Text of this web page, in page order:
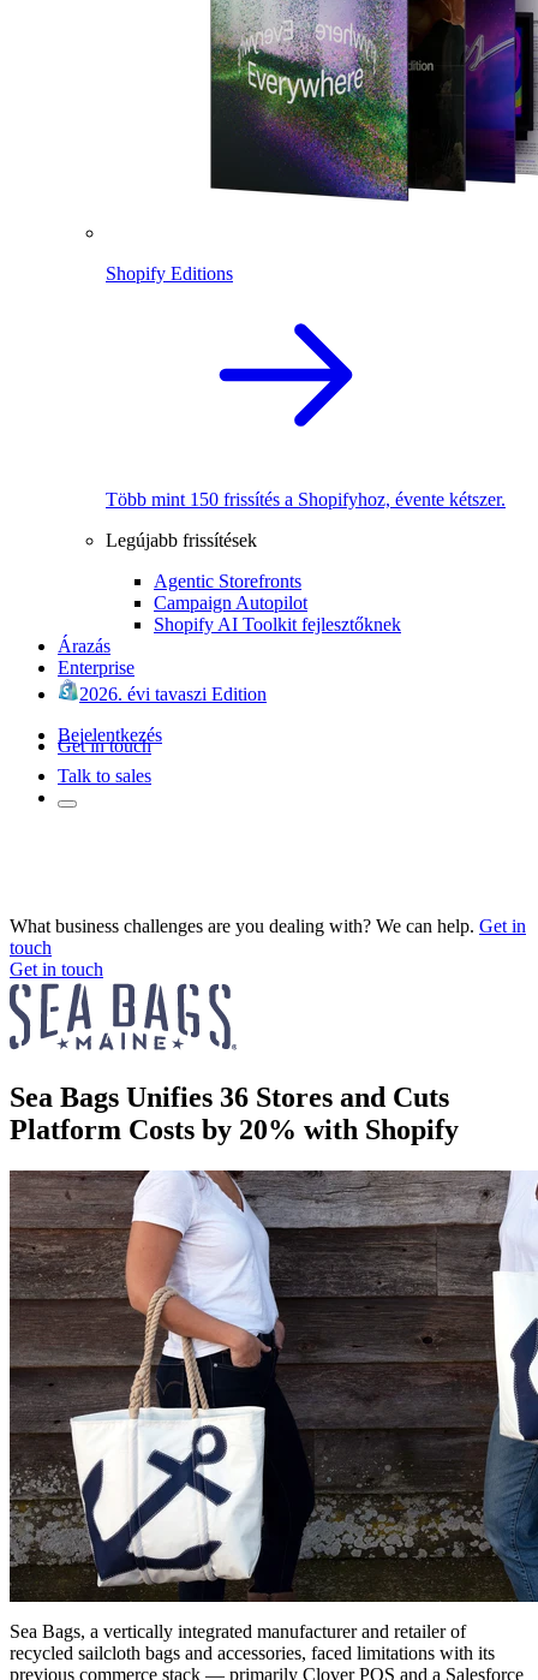
Shopify Editions
Több mint 150 frissítés a Shopifyhoz, évente kétszer.
Legújabb frissítések
Agentic Storefronts
Campaign Autopilot
Shopify AI Toolkit fejlesztőknek
Árazás
Enterprise
2026. évi tavaszi Edition
Bejelentkezés
Get in touch
Talk to sales
What business challenges are you dealing with? We can help. Get in
touch
Get in touch
Sea Bags Unifies 36 Stores and Cuts
Platform Costs by 20% with Shopify
Sea Bags, a vertically integrated manufacturer and retailer of
recycled sailcloth bags and accessories, faced limitations with its
previous commerce stack — primarily Clover POS and a Salesforce